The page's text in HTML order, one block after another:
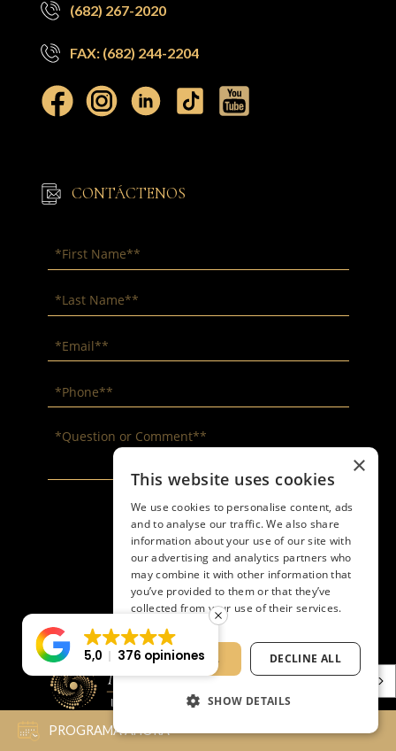
PROGRAMA AHORA
CONTÁCTENOS
(682) 267-2020
FAX: (682) 244-2204
5,0 376 opiniones
×
This website uses cookies
We use cookies to personalise content, ads
and to analyse our traffic. We also share
information about your use of our site with
our advertising and analytics partners who
may combine it with other information that
you’ve provided to them or that they’ve
collected from your use of their services.
Privacy Policy
ACCEPT ALL DECLINE ALL
SHOW DETAILS